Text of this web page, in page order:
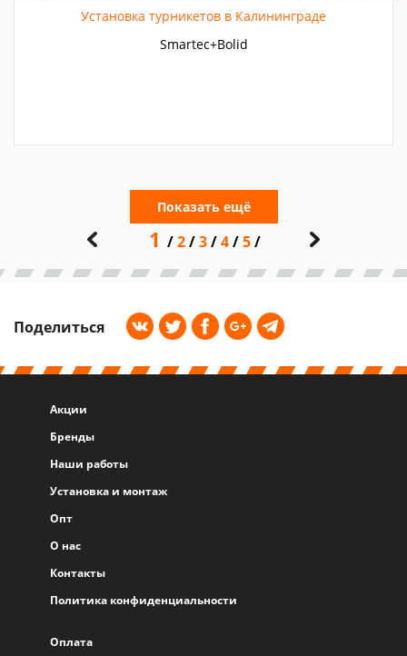
Установка турникетов в Калининграде
Smartec+Bolid
Показать ещё
1 2 3 4 5
Поделиться
Акции
Бренды
Наши работы
Установка и монтаж
Опт
О нас
Контакты
Политика конфиденциальности
Оплата